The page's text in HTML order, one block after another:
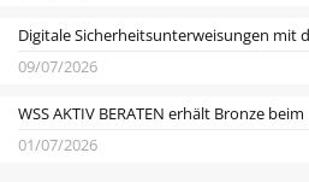
Digitale Sicherheitsunterweisungen mit
09/07/2026
WSS AKTIV BERATEN erhält Bronze
01/07/2026